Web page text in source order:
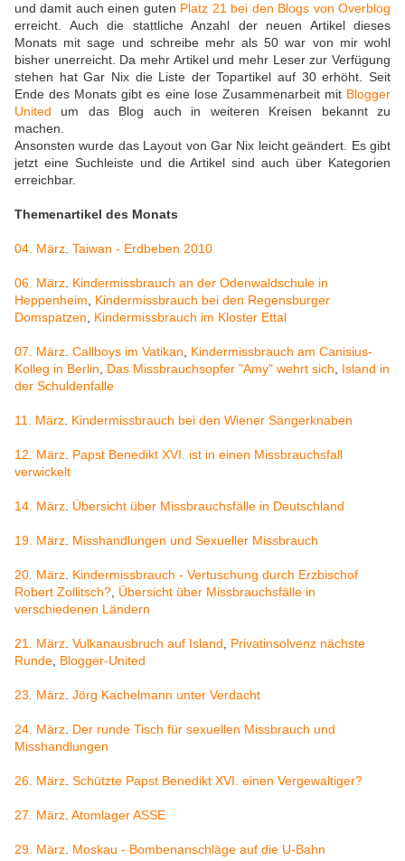
und damit auch einen guten Platz 21 bei den Blogs von Overblog
erreicht. Auch die stattliche Anzahl der neuen Artikel dieses
Monats mit sage und schreibe mehr als 50 war von mir wohl
bisher unerreicht. Da mehr Artikel und mehr Leser zur Verfügung
stehen hat Gar Nix die Liste der Topartikel auf 30 erhöht. Seit
Ende des Monats gibt es eine lose Zusammenarbeit mit Blogger
United um das Blog auch in weiteren Kreisen bekannt zu
machen.
Ansonsten wurde das Layout von Gar Nix leicht geändert. Es gibt
jetzt eine Suchleiste und die Artikel sind auch über Kategorien
erreichbar.
Themenartikel des Monats
04. März Taiwan - Erdbeben 2010
06. März Kindermissbrauch an der Odenwaldschule in
Heppenheim
Kindermissbrauch bei den Regensburger
Domspatzen
Kindermissbrauch im Kloster Ettal
07. März Callboys im Vatikan
Kindermissbrauch am Canisius-
Kolleg in Berlin
Das Missbrauchsopfer "Amy" wehrt sich
Island in
der Schuldenfalle
11. März Kindermissbrauch bei den Wiener Sängerknaben
12. März Papst Benedikt XVI. ist in einen Missbrauchsfall
verwickelt
14. März Übersicht über Missbrauchsfälle in Deutschland
19. März Misshandlungen und Sexueller Missbrauch
20. März Kindermissbrauch - Vertuschung durch Erzbischof
Robert Zollitsch? Übersicht über Missbrauchsfälle in
verschiedenen Ländern
21. März Vulkanausbruch auf Island
Privatinsolvenz nächste
Runde Blogger-United
23. März Jörg Kachelmann unter Verdacht
24. März Der runde Tisch für sexuellen Missbrauch und
Misshandlungen
26. März Schützte Papst Benedikt XVI. einen Vergewaltiger?
27. März Atomlager ASSE
29. März Moskau - Bombenanschläge auf die U-Bahn